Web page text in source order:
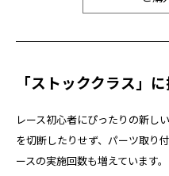
「ストッククラス」
レース初心者にぴったりの新し
を切断したりせず、パーツ取り
ースの実施回数も増えています